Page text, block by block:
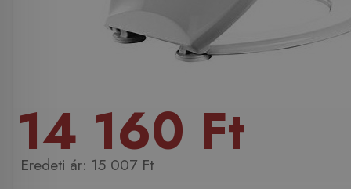
14 160 Ft
15 007 Ft